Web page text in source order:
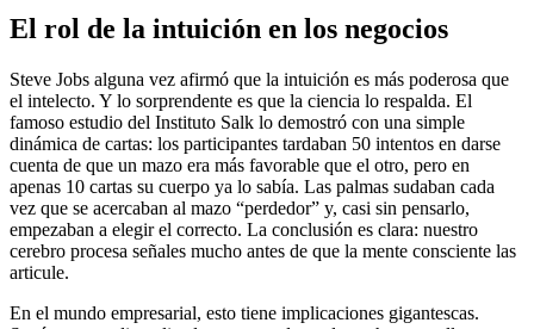
El rol de la intuición en los negocios
Steve Jobs alguna vez afirmó que la intuición es más poderosa que
el intelecto. Y lo sorprendente es que la ciencia lo respalda. El
famoso estudio del Instituto Salk lo demostró con una simple
dinámica de cartas: los participantes tardaban 50 intentos en darse
cuenta de que un mazo era más favorable que el otro, pero en
apenas 10 cartas su cuerpo ya lo sabía. Las palmas sudaban cada
vez que se acercaban al mazo “perdedor” y, casi sin pensarlo,
empezaban a elegir el correcto. La conclusión es clara: nuestro
cerebro procesa señales mucho antes de que la mente consciente las
articule.
En el mundo empresarial, esto tiene implicaciones gigantescas.